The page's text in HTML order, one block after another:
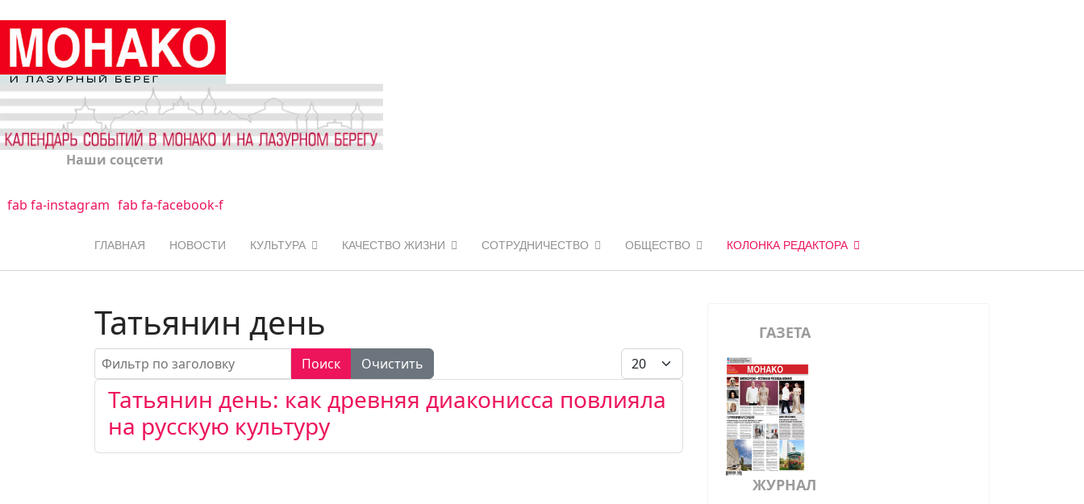
Наши соцсети
fab fa-instagram fab fa-facebook-f
ГЛАВНАЯ НОВОСТИ КУЛЬТУРА КАЧЕСТВО ЖИЗНИ СОТРУДНИЧЕСТВО ОБЩЕСТВО КОЛОНКА РЕДАКТОРА
Татьянин день
Фильтр по заголовку Поиск Очистить Кол-во строк:
Татьянин день: как древняя диаконисса повлияла
на русскую культуру
ГАЗЕТА
ЖУРНАЛ